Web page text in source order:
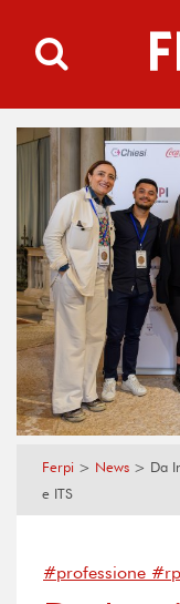
Ferpi > News > Da
e ITS
#professione